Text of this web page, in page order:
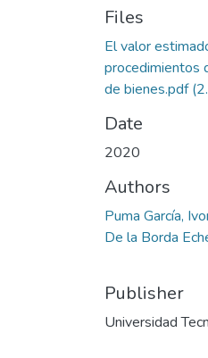
Files
El valor
procedimientos
de bienes.pdf
Date
2020
Authors
Puma García,
De la Borda
Publisher
Universidad